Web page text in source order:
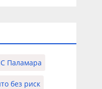
Паламара
без риск